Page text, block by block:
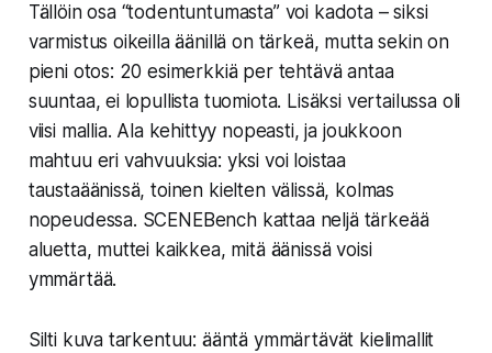
Tällöin osa “todentuntumasta” voi kadota – siksi
varmistus oikeilla äänillä on tärkeä, mutta sekin on
pieni otos: 20 esimerkkiä per tehtävä antaa
suuntaa, ei lopullista tuomiota. Lisäksi vertailussa oli
viisi mallia. Ala kehittyy nopeasti, ja joukkoon
mahtuu eri vahvuuksia: yksi voi loistaa
taustaäänissä, toinen kielten välissä, kolmas
nopeudessa. SCENEBench kattaa neljä tärkeää
aluetta, muttei kaikkea, mitä äänissä voisi
ymmärtää.
Silti kuva tarkentuu: ääntä ymmärtävät kielimallit